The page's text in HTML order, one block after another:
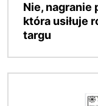
Nie, nagranie
która usiłuje
targu